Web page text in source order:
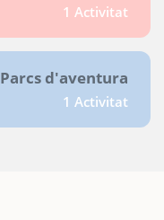
1 Activitat
Parcs d'aventura
1 Activitat